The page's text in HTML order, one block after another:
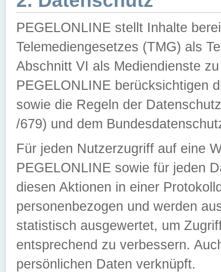
PEGELONLINE stellt Inhalte
Telemediengesetzes (TMG) als
Abschnitt VI als Mediendienste
PEGELONLINE berücksichtigen
sowie die Regeln der
/679) und dem
Für jeden Nutzerzugriff auf eine
PEGELONLINE sowie für jeden
diesen Aktionen in einer
personenbezogen und werden
statistisch ausgewertet, um
entsprechend zu verbessern.
persönlichen Daten verknüpft.